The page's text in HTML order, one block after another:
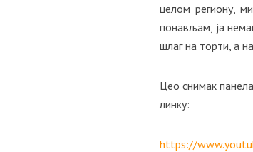
целом региону,
понављам, ја
шлаг на торти, а
Цео снимак
линку:
https://